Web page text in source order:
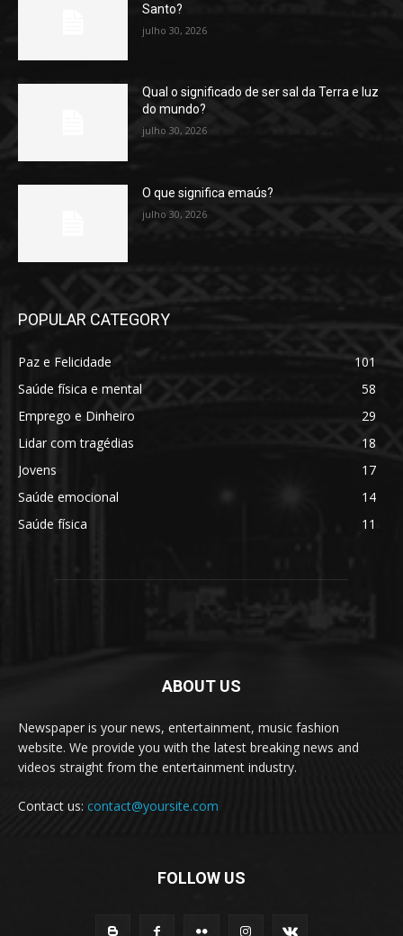
Santo?
julho 30, 2026
Qual o significado de ser sal da Terra e luz
do mundo?
julho 30, 2026
O que significa emaús?
julho 30, 2026
POPULAR CATEGORY
Paz e Felicidade
101
Saúde física e mental
58
Emprego e Dinheiro
29
Lidar com tragédias
18
Jovens
17
Saúde emocional
14
Saúde física
11
ABOUT US
Newspaper is your news, entertainment, music fashion
website. We provide you with the latest breaking news and
videos straight from the entertainment industry.
Contact us: contact@yoursite.com
FOLLOW US